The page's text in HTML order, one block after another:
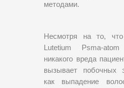
методами.
Несмотря на то,
Lutetium Psma-
никакого вреда
вызывает побочных
как выпадение